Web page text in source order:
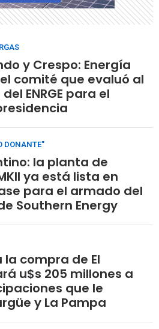
y Crespo: Energía
comité que evaluó al
ENRGE para el
DONANTE"
la planta de
ya está lista en
para el armado del
Southern Energy
compra de El
u$s 205 millones a
que le
y La Pampa